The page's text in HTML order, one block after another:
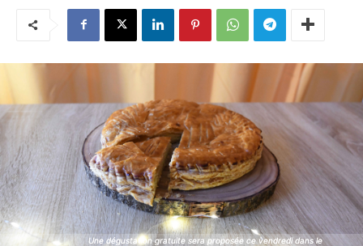
Une dégustation gratuite sera proposée ce vendredi dans le
Une dégustation gratuite sera proposée ce vendredi dans le